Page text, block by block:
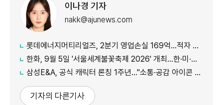
이나경 기자
nakk@ajunews.com
롯데에너지머티리얼즈, 2분기 영업손실 169억...적자 지속
한화, 9월 5일 '서울세계불꽃축제 2026' 개최...한·미·영 3개국 참가
삼성E&A, 공식 캐릭터 론칭 1주년…"소통·공감 아이콘 자리매김"
기자의 다른기사